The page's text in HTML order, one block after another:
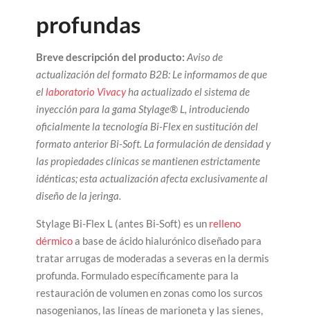
profundas
Breve descripción del producto: Aviso de
actualización del formato B2B: Le informamos de que
ellaboratorio Vivacyha actualizado el sistema de
inyección para la gama Stylage® L, introduciendo
oficialmente la tecnología Bi-Flex en sustitución del
formato anterior Bi-Soft. La formulación de densidad y
las propiedades clínicas se mantienen estrictamente
idénticas; esta actualización afecta exclusivamente al
diseño de la jeringa.
Stylage Bi-Flex L (antes Bi-Soft) es un relleno
dérmicoa base de ácido hialurónico diseñado para
tratar arrugas de moderadas a severas en la dermis
profunda. Formulado específicamente para la
restauración de volumen en zonas como los surcos
nasogenianos, las líneas de marioneta y las sienes,